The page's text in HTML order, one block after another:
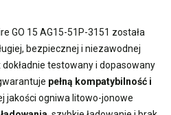
GO 15 AG15-51P-3151 została
bezpiecznej i niezawodnej
testowany i dopasowany
pełną kompatybilność i
jakości ogniwa litowo-jonowe